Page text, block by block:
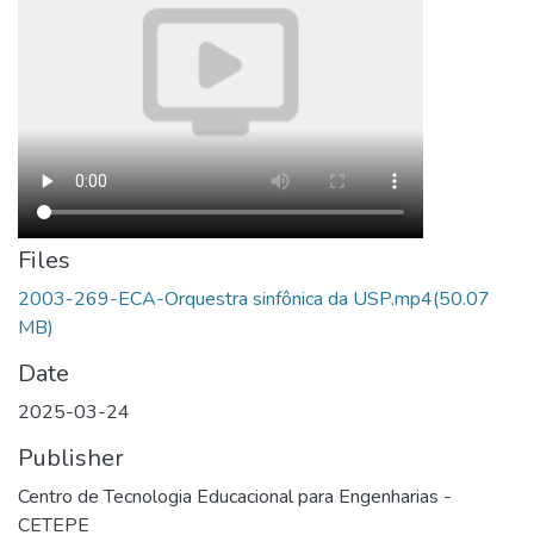
Files
2003-269-ECA-Orquestra sinfônica da USP.mp4(50.07
MB)
Date
2025-03-24
Publisher
Centro de Tecnologia Educacional para Engenharias -
CETEPE